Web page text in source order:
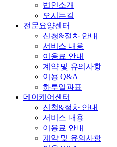
법인소개
오시는길
전문요양센터
신청&절차 안내
서비스 내용
이용료 안내
계약 및 유의사항
이용 Q&A
하루일과표
데이케어센터
신청&절차 안내
서비스 내용
이용료 안내
계약 및 유의사항